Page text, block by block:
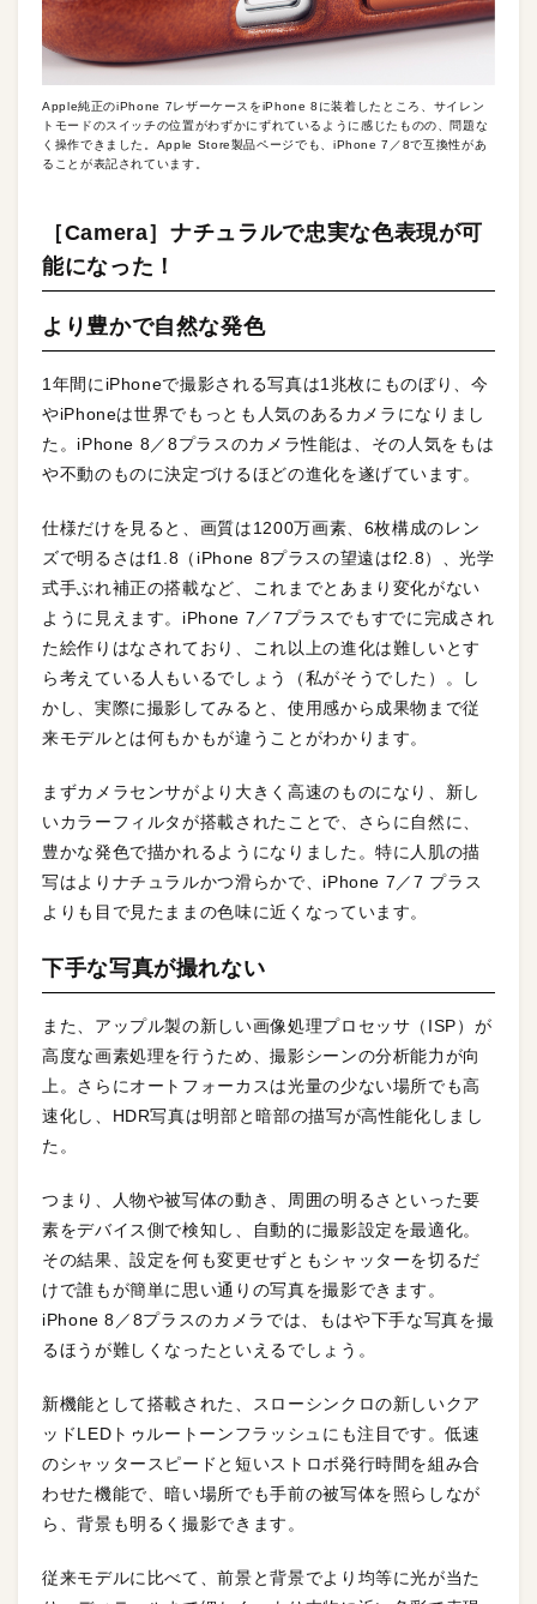
Apple純正のiPhone 7レザーケースをiPhone 8に装着したところ、サイレン
トモードのスイッチの位置がわずかにずれているように感じたものの、問題な
く操作できました。Apple Store製品ページでも、iPhone 7／8で互換性があ
ることが表記されています。
［Camera］ナチュラルで忠実な色表現が可
能になった！
より豊かで自然な発色
1年間にiPhoneで撮影される写真は1兆枚にものぼり、今
やiPhoneは世界でもっとも人気のあるカメラになりまし
た。iPhone 8／8プラスのカメラ性能は、その人気をもは
や不動のものに決定づけるほどの進化を遂げています。
仕様だけを見ると、画質は1200万画素、6枚構成のレン
ズで明るさはf1.8（iPhone 8プラスの望遠はf2.8）、光学
式手ぶれ補正の搭載など、これまでとあまり変化がない
ように見えます。iPhone 7／7プラスでもすでに完成され
た絵作りはなされており、これ以上の進化は難しいとす
ら考えている人もいるでしょう（私がそうでした）。し
かし、実際に撮影してみると、使用感から成果物まで従
来モデルとは何もかもが違うことがわかります。
まずカメラセンサがより大きく高速のものになり、新し
いカラーフィルタが搭載されたことで、さらに自然に、
豊かな発色で描かれるようになりました。特に人肌の描
写はよりナチュラルかつ滑らかで、iPhone 7／7 プラス
よりも目で見たままの色味に近くなっています。
下手な写真が撮れない
また、アップル製の新しい画像処理プロセッサ（ISP）が
高度な画素処理を行うため、撮影シーンの分析能力が向
上。さらにオートフォーカスは光量の少ない場所でも高
速化し、HDR写真は明部と暗部の描写が高性能化しまし
た。
つまり、人物や被写体の動き、周囲の明るさといった要
素をデバイス側で検知し、自動的に撮影設定を最適化。
その結果、設定を何も変更せずともシャッターを切るだ
けで誰もが簡単に思い通りの写真を撮影できます。
iPhone 8／8プラスのカメラでは、もはや下手な写真を撮
るほうが難しくなったといえるでしょう。
新機能として搭載された、スローシンクロの新しいクア
ッドLEDトゥルートーンフラッシュにも注目です。低速
のシャッタースピードと短いストロボ発行時間を組み合
わせた機能で、暗い場所でも手前の被写体を照らしなが
ら、背景も明るく撮影できます。
従来モデルに比べて、前景と背景でより均等に光が当た